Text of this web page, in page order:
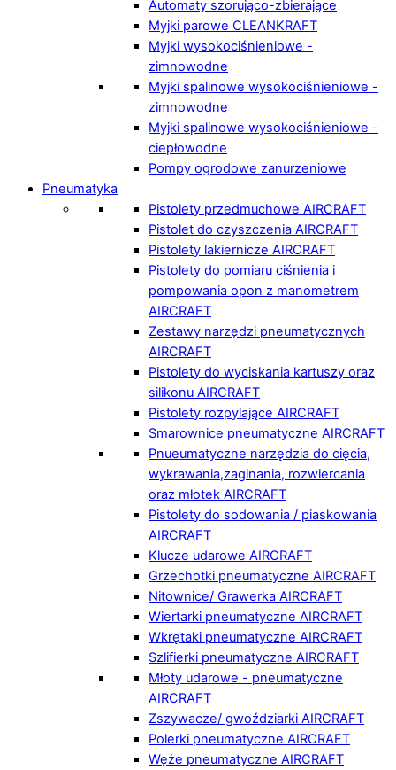
Automaty szorująco-zbierające
Myjki parowe CLEANKRAFT
Myjki wysokociśnieniowe -
zimnowodne
Myjki spalinowe wysokociśnieniowe -
zimnowodne
Myjki spalinowe wysokociśnieniowe -
ciepłowodne
Pompy ogrodowe zanurzeniowe
Pneumatyka
Pistolety przedmuchowe AIRCRAFT
Pistolet do czyszczenia AIRCRAFT
Pistolety lakiernicze AIRCRAFT
Pistolety do pomiaru ciśnienia i
pompowania opon z manometrem
AIRCRAFT
Zestawy narzędzi pneumatycznych
AIRCRAFT
Pistolety do wyciskania kartuszy oraz
silikonu AIRCRAFT
Pistolety rozpylające AIRCRAFT
Smarownice pneumatyczne AIRCRAFT
Pnueumatyczne narzędzia do cięcia,
wykrawania,zaginania, rozwiercania
oraz młotek AIRCRAFT
Pistolety do sodowania / piaskowania
AIRCRAFT
Klucze udarowe AIRCRAFT
Grzechotki pneumatyczne AIRCRAFT
Nitownice/ Grawerka AIRCRAFT
Wiertarki pneumatyczne AIRCRAFT
Wkrętaki pneumatyczne AIRCRAFT
Szlifierki pneumatyczne AIRCRAFT
Młoty udarowe - pneumatyczne
AIRCRAFT
Zszywacze/ gwoździarki AIRCRAFT
Polerki pneumatyczne AIRCRAFT
Węże pneumatyczne AIRCRAFT